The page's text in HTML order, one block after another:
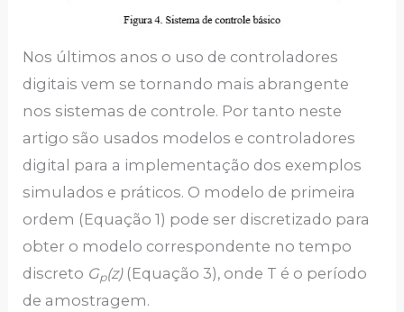
Nos últimos anos o uso de controladores
digitais vem se tornando mais abrangente
nos sistemas de controle. Por tanto neste
artigo são usados modelos e controladores
digital para a implementação dos exemplos
simulados e práticos. O modelo de primeira
ordem (Equação 1) pode ser discretizado para
obter o modelo correspondente no tempo
discreto Gp(z) (Equação 3), onde T é o período
de amostragem.